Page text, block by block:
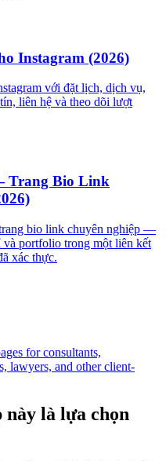
Instagram (2026)
với đặt lịch, dịch vụ,
liên hệ và theo dõi lượt
Trang Bio Link
bio link chuyên nghiệp —
portfolio trong một liên kết
xác thực.
for consultants,
lawyers, and other client-
là lựa chọn